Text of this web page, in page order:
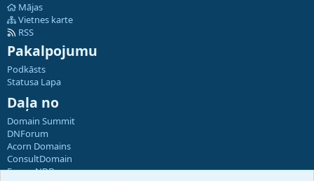
Mājas
Vietnes karte
RSS
Pakalpojumu
Podkāsts
Statusa Lapa
Daļa no
Domain Summit
DNForum
Acorn Domains
ConsultDomain
ForumNDD